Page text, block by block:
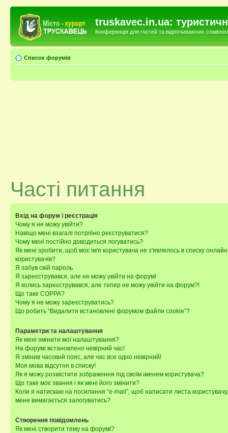
truskavec.in.ua:
Конференція для гостей та відпочиваючих
Список форумів
Часті питання
Вхід на форум і реєстрація
Чому я не можу увійти?
Навіщо мені взагалі потрібно реєструватися?
Чому мені постійно доводиться логуватись?
Як мені зробити, щоб моє ім'я користувача не з'являлось в списку онлайн
користувачів?
Я забув свій пароль
Я зареєструвався, але не можу увійти на форум!
Я колись зареєструвався, але тепер не можу увійти на форум?!
Що таке COPPA?
Чому я не можу зареєструватись?
Що робить “Видалити встановлені форумом файли cookie”?
Параметри та налаштування
Як мені змінити мої налаштування?
На форумі встановлено невірний час!
Я змінив часовий пояс, але час все одно невірний!
Моя мова відсутня в списку!
Як я можу розмістити зображення під своїм іменем користувача?
Що таке моє звання і як мені його змінити?
Коли я натискаю на посилання “e-mail”, щоб написати листа користувачу,
мене вимагається залогуватись?
Створення повідомлень
Як мені створити тему на форумі?